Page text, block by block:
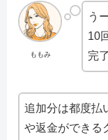
ももみ
う
10
完
追加分は都度払
や返金ができる